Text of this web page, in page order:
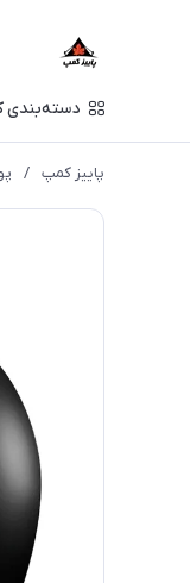
دسته‌بندی
پاییز کمپ /